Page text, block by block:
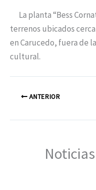
La planta “Bess
terrenos ubicados
en Carucedo, fuera de
cultural.
ANTERIOR